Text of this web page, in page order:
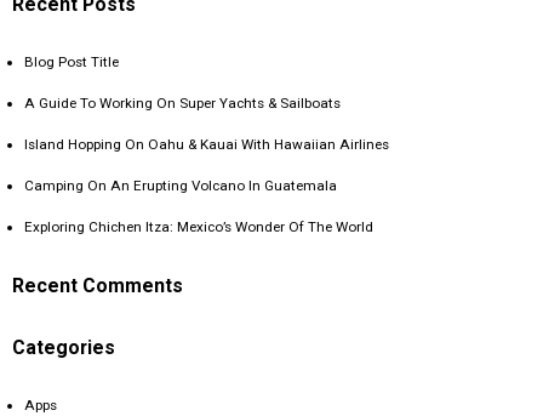
Blog Post Title
A Guide To Working On Super Yachts & Sailboats
Island Hopping On Oahu & Kauai With Hawaiian Airlines
Camping On An Erupting Volcano In Guatemala
Exploring Chichen Itza: Mexico’s Wonder Of The World
Recent Comments
Categories
Apps